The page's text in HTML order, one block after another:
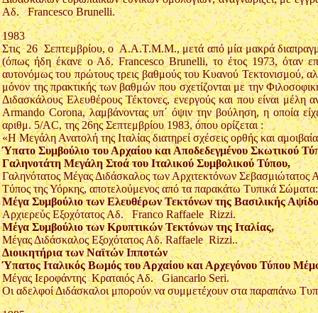
Αδ. Francesco Brunelli.
1983
Στις 26 Σεπτεμβρίου, ο Α.Α.Τ.Μ.Μ., μετά από μία μακρά
(όπως ήδη έκανε ο Αδ. Francesco Brunelli, το έτος 1973, όταν
αυτονόμως του πρώτους τρεις βαθμούς του Κυανού Τεκτονισμού,
μόνον της πρακτικής των βαθμών που σχετίζονται με την
Διδασκάλους Ελευθέρους Τέκτονες, ενεργούς και που είναι
Armando Corona, λαμβάνοντας υπ΄ όψιν την βούληση, η οποία
αριθμ. 5/AC, της 26ης Σεπτεμβρίου 1983, όπου ορίζεται :
«Η Μεγάλη Ανατολή της Ιταλίας διατηρεί σχέσεις ορθής και
Ύπατο Συμβούλιο του Αρχαίου και Αποδεδεγμένου Σκωτικού
Γαληνοτάτη Μεγάλη Στοά του Ιταλικού Συμβολικού Τύπου,
Γαληνότατος Μέγας Διδάσκαλος των Αρχιτεκτόνων
Tύπος της Υόρκης, αποτελούμενος από τα παρακάτω Τυπικά Σώματα:
Μέγα Συμβούλιο των Ελευθέρων Τεκτόνων της Βασιλικής
Αρχιερεύς Εξοχότατος Αδ. Franco Raffaele Rizzi.
Μέγα Συμβούλιο των Κρυπτικών Τεκτόνων της Ιταλίας,
Μέγας Διδάσκαλος Εξοχότατος Αδ. Raffaele Rizzi..
Διοικητήρια των Ναϊτών Ιπποτών
Ύπατος Ιταλικός Βωμός του Αρχαίου και Αρχεγόνου Τύπου
Μέγας Ιεροφάντης Κραταιός Αδ. Giancarlo Seri.
Oι αδελφοί Διδάσκαλοι μπορούν να συμμετέχουν στα παραπάνω